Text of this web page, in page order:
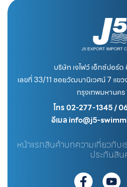
บริษัท เจไฟว์ เอ็กซ์ปอร์
เลขที่ 33/11 ซอยวัฒนานิเวศน์ 7 แข
กรุงเทพมหานค
โทร 02-277-1345 /
อีเมล info@j5-
หน้าแรกสินค้าบทความเกี่ยวกับเ
ประกันสิน